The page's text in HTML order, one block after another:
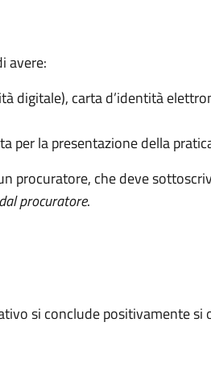
avere:
digitale), carta d’identità
per la presentazione della
procuratore, che deve
procuratore.
si conclude positivamente si